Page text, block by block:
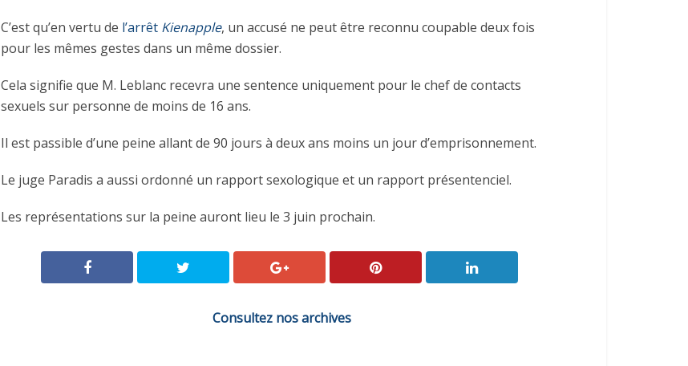
C’est qu’en vertu de l’arrêt Kienapple, un accusé ne peut être reconnu coupable deux fois
pour les mêmes gestes dans un même dossier.
Cela signifie que M. Leblanc recevra une sentence uniquement pour le chef de contacts
sexuels sur personne de moins de 16 ans.
Il est passible d’une peine allant de 90 jours à deux ans moins un jour d’emprisonnement.
Le juge Paradis a aussi ordonné un rapport sexologique et un rapport présentenciel.
Les représentations sur la peine auront lieu le 3 juin prochain.
Consultez nos archives